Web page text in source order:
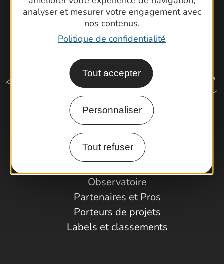
analyser et mesurer votre engagement avec
nos contenus.
Politique de confidentialité
Tout accepter
Personnaliser
Tout refuser
Comment venir ?
Observatoire
Partenaires et Pros
Porteurs de projets
Labels et classements